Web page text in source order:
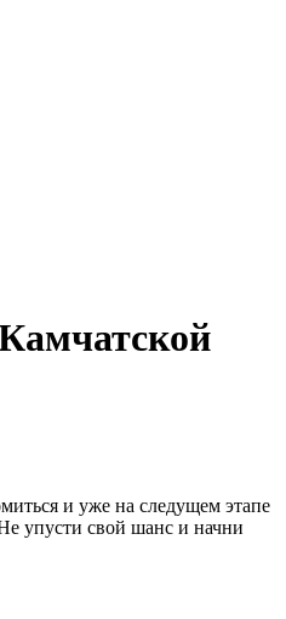
и уже на следущем этапе
упусти свой шанс и начни